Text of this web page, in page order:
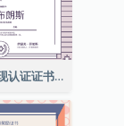
课程优秀表现认证证书